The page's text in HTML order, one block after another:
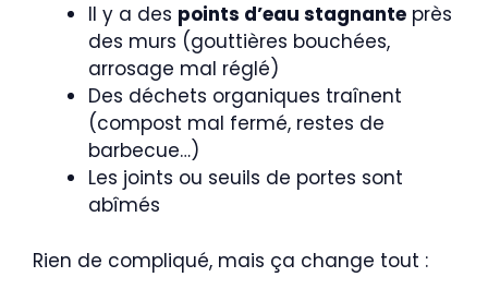
Il y a des points d’eau stagnante près
des murs (gouttières bouchées,
arrosage mal réglé)
Des déchets organiques traînent
(compost mal fermé, restes de
barbecue…)
Les joints ou seuils de portes sont
abîmés
Rien de compliqué, mais ça change tout :